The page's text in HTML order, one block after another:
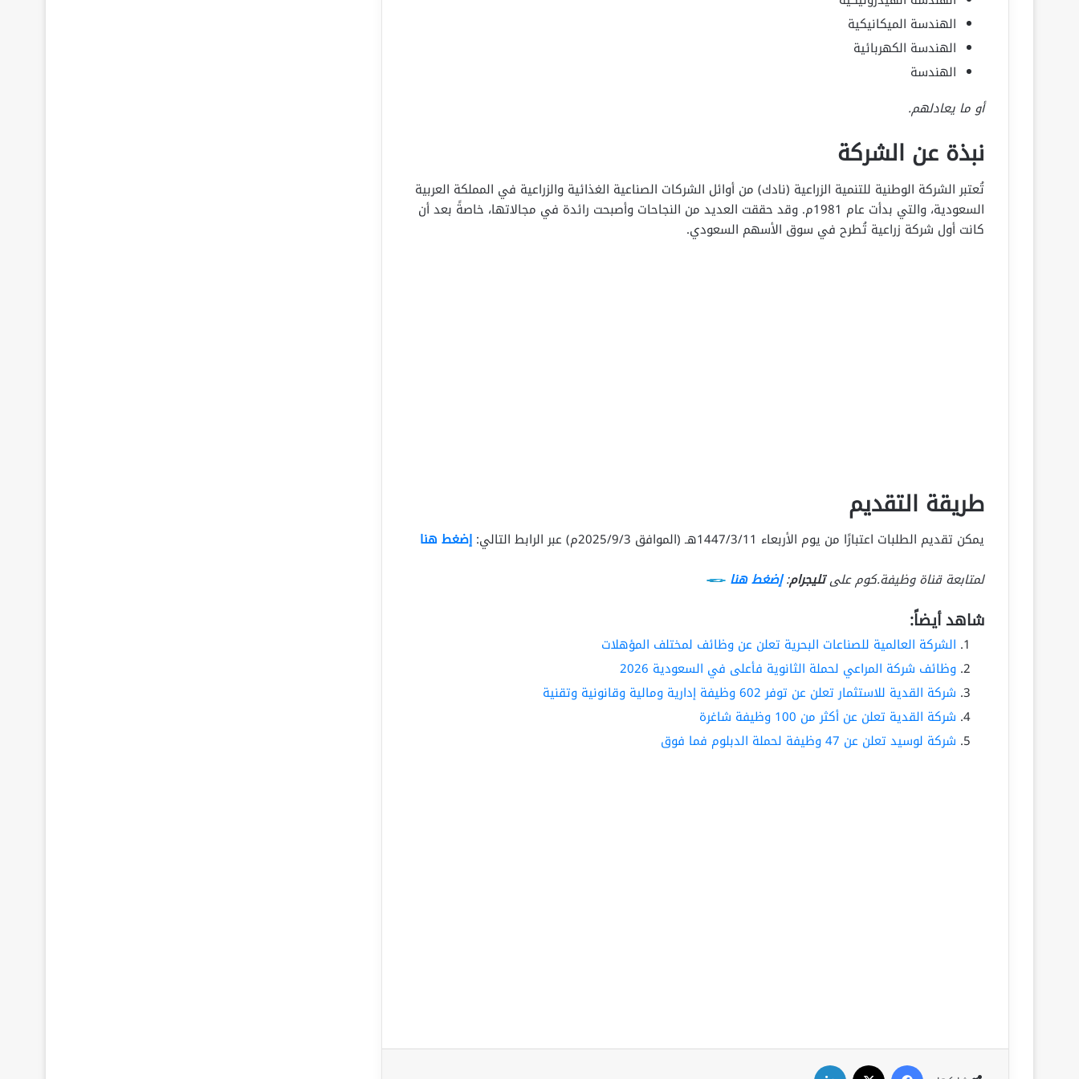
الهندسة الميكانيكية
الهندسة الكهربائية
الهندسة
أو ما يعادلهم.
نبذة عن الشركة
تُعتبر الشركة الوطنية للتنمية الزراعية (نادك) من أوائل الشركات الصناعية الغذائية والزراعية في المملكة العربية
السعودية، والتي بدأت عام 1981م. وقد حققت العديد من النجاحات وأصبحت رائدة في مجالاتها، خاصةً بعد أن
كانت أول شركة زراعية تُطرح في سوق الأسهم السعودي.
طريقة التقديم
يمكن تقديم الطلبات اعتبارًا من يوم الأربعاء 1447/3/11هـ (الموافق 2025/9/3م) عبر الرابط التالي:
إضغط هنا
لمتابعة قناة وظيفة.كوم علىتليجرام:إضغط هنا
شاهد أيضاً:
الشركة العالمية للصناعات البحرية تعلن عن وظائف لمختلف المؤهلات
وظائف شركة المراعي لحملة الثانوية فأعلى في السعودية 2026
شركة القدية للاستثمار تعلن عن توفر 602 وظيفة إدارية ومالية وقانونية وتقنية
شركة القدية تعلن عن أكثر من 100 وظيفة شاغرة
شركة لوسيد تعلن عن 47 وظيفة لحملة الدبلوم فما فوق
فيسبوك